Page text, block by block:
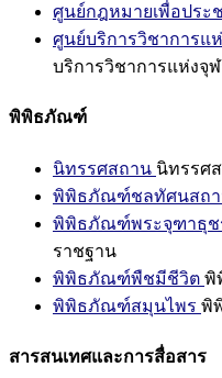
ศูนย์กฎหมายเพื่อประ
ศูนย์บริการวิชาการแ
บริการวิชาการแห่งจุ
พิพิธภัณฑ์
นิทรรศสถาน นิทรรศ
พิพิธภัณฑ์ชลทัศนสถ
พิพิธภัณฑ์พระจุฑาธุช
ราชฐาน
พิพิธภัณฑ์พืชมีชีวิต พิ
พิพิธภัณฑ์สมุนไพร พิ
สารสนเทศและการสื่อสาร